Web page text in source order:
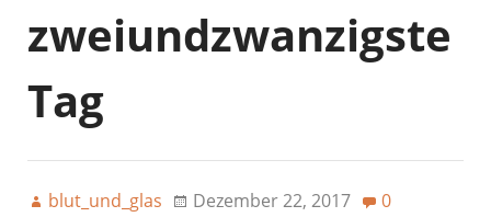
zweiundzwanzigste
Tag
blut_und_glas Dezember 22, 2017 0